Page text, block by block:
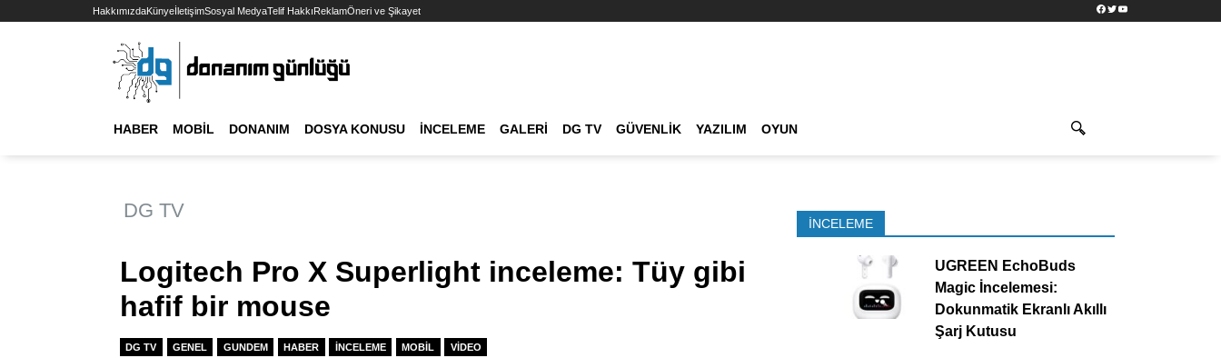
HakkımızdaKünyeİletişimSosyal MedyaTelif HakkıReklamÖneri ve Şikayet Facebook
TwitterYouTube
HABER MOBIL DONANIM DOSYA KONUSU İNCELEME GALERI DG TV GÜVENLIK YAZILIM OYUN
DG TV
Logitech Pro X Superlight inceleme: Tüy gibi
hafif bir mouse
DG TV GENEL GUNDEM HABER İNCELEME MOBIL VIDEO
İNCELEME
UGREEN EchoBuds
Magic İncelemesi:
Dokunmatik Ekranlı Akıllı
Şarj Kutusu